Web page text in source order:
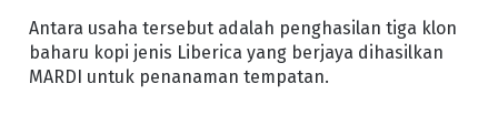
Antara usaha tersebut adalah penghasilan tiga klon
baharu kopi jenis Liberica yang berjaya dihasilkan
MARDI untuk penanaman tempatan.